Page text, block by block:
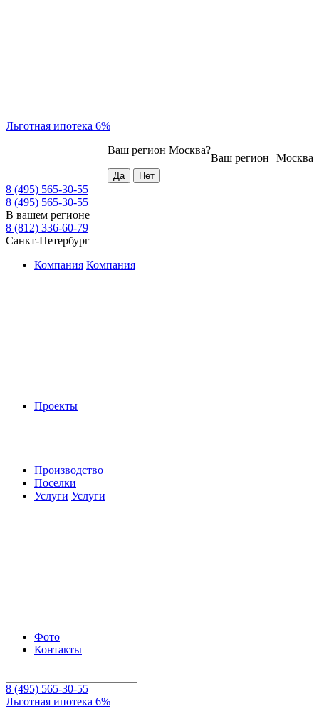
Льготная ипотека 6%
Москва
Ваш регион
Ваш регион Москва?
8 (495) 565-30-55
8 (495) 565-30-55
В вашем регионе
8 (812) 336-60-79
Санкт-Петербург
Компания Компания
Проекты
Производство
Поселки
Услуги Услуги
Фото
Контакты
8 (495) 565-30-55
Льготная ипотека 6%